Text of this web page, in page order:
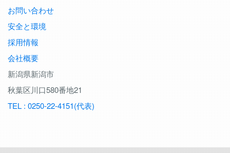
お問い合わせ
安全と環境
採用情報
会社概要
新潟県新潟市
秋葉区川口580番地21
TEL : 0250-22-4151(代表)